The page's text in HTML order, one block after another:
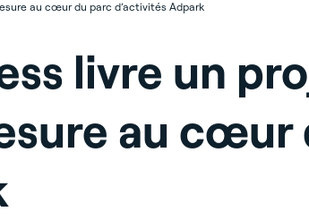
au cœur du parc d’activités Adpark
livre un
au cœur